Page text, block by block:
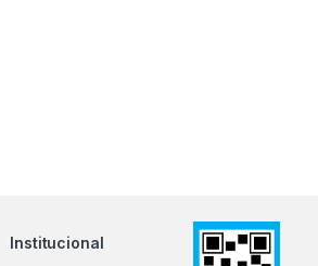
Institucional